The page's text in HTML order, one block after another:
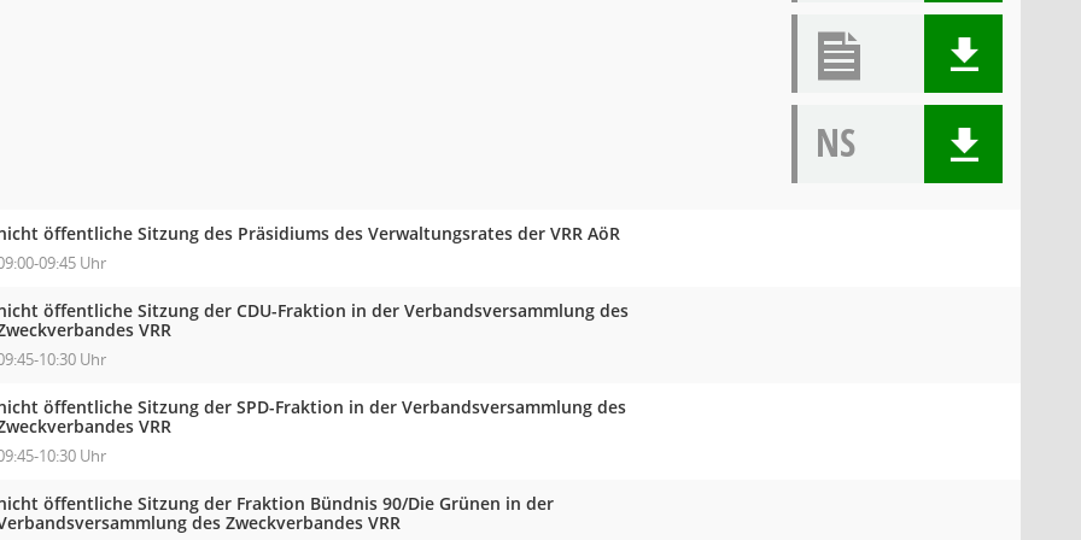
NS
öffentliche Sitzung des Präsidiums des Verwaltungsrates der VRR AöR
09:45 Uhr
öffentliche Sitzung der CDU-Fraktion in der Verbandsversammlung des
VRR
10:30 Uhr
öffentliche Sitzung der SPD-Fraktion in der Verbandsversammlung des
VRR
10:30 Uhr
öffentliche Sitzung der Fraktion Bündnis 90/Die Grünen in der
des Zweckverbandes VRR